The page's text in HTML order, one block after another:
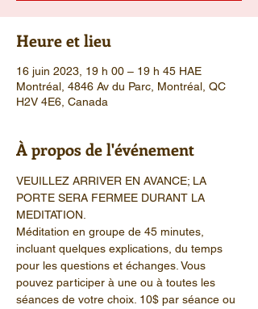
Heure et lieu
16 juin 2023, 19 h 00 – 19 h 45 HAE
Montréal, 4846 Av du Parc, Montréal, QC
H2V 4E6, Canada
À propos de l'événement
VEUILLEZ ARRIVER EN AVANCE; LA
PORTE SERA FERMEE DURANT LA
MEDITATION.
Méditation en groupe de 45 minutes,
incluant quelques explications, du temps
pour les questions et échanges. Vous
pouvez participer à une ou à toutes les
séances de votre choix. 10$ par séance ou